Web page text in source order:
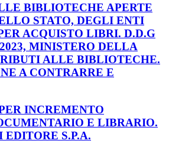
BIBLIOTECHE APERTE
STATO, DEGLI ENTI
ACQUISTO LIBRI. D.D.G
MINISTERO DELLA
ALLE BIBLIOTECHE.
A CONTRARRE E
INCREMENTO
E LIBRARIO.
S.P.A.